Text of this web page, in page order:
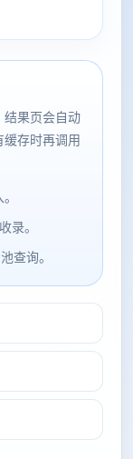
结果页会自动
缓存时再调用
录。
查询。